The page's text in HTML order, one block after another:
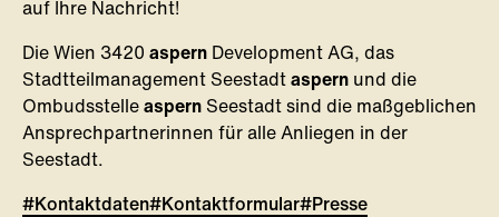
auf Ihre Nachricht!
Die Wien 3420 aspern Development AG, das
Stadtteilmanagement Seestadt aspern und die
Ombudsstelle aspern Seestadt sind die maßgeblichen
Ansprechpartnerinnen für alle Anliegen in der
Seestadt.
#Kontaktdaten#Kontaktformular#Presse